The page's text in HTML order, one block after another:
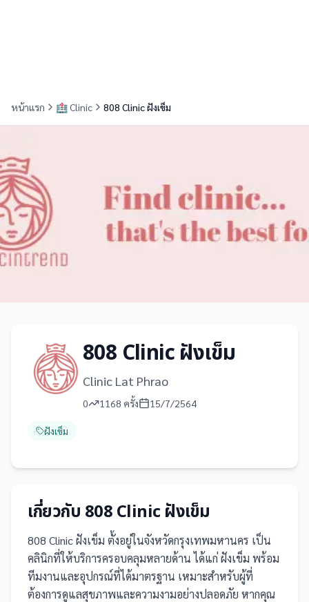
หน้าแรก 🏥Clinic 808 Clinic ฝังเข็ม
808 Clinic ฝังเข็ม
Clinic Lat Phrao
0 1168 ครั้ง 15/7/2564
ฝังเข็ม
เกี่ยวกับ 808 Clinic ฝังเข็ม
808 Clinic ฝังเข็ม ตั้งอยู่ในจังหวัดกรุงเทพมหานคร เป็น
คลินิกที่ให้บริการครอบคลุมหลายด้าน ได้แก่ ฝังเข็ม พร้อม
ทีมงานและอุปกรณ์ที่ได้มาตรฐาน เหมาะสำหรับผู้ที่
ต้องการดูแลสุขภาพและความงามอย่างปลอดภัย หากคุณ